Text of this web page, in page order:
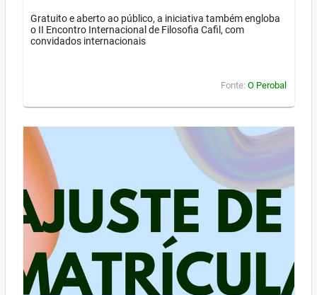
Gratuito e aberto ao público, a iniciativa também engloba
o II Encontro Internacional de Filosofia Cafil, com
convidados internacionais
Fonte: O Perobal